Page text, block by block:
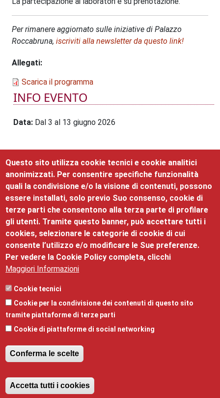
INFO EVENTO
Data Dal 3 al 13 giugno 2026
EVENTI CORRELATI
Nessun evento presente nel mese.
ISCRIVITI
Per rimanere aggiornato sulle iniziative di Palazzo
Roccabruna, iscriviti alla newsletter da questo link!
Allegati
Scarica il programma
©2025 Palazzo Roccabruna, via Santa Trinità, 24 - 38122
promozione@tn.camcom.it
0461/887101 - Partita Iva: 00262170228
Privacy,Note legali,
Responsabile della protezione dei dati
Amministrazione trasparente
Questo sito utilizza cookie tecnici e cookie analitici
anonimizzati. Per consentire specifiche funzionalità
quali la condivisione e/o la visione di contenuti, possono
essere installati, solo previo Suo consenso, cookie di
terze parti che consentono alla terza parte di profilare
gli utenti. Tramite questo banner, può accettare tutti i
cookies, selezionare le categorie di cookie di cui
consente l’utilizzo e/o modificare le Sue preferenze.
Per vedere la Cookie Policy completa, clicchi
Maggiori Informazioni
Cookie tecnici
Cookie per la condivisione dei contenuti di questo sito
tramite piattaforme di terze parti
Cookie di piattaforme di social networking
Conferma le scelte
Accetta tutti i cookies